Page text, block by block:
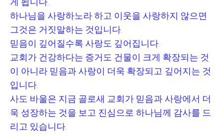
하나님을 사랑하노라 하고 이웃을 사랑하지 않으면
그것은 거짓말하는 것입니다
믿음이 깊어질수록 사랑도 깊어집니다
교회가 건강하다는 증거도 건물이 크게 확장되는 것
이 아니라 믿음과 사랑이 더욱 확장되고 깊어지는 것
입니다
사도 바울은 지금 골로새 교회가 믿음과 사랑에서 더
욱 성장하는 것을 보고 진심으로 하나님께 감사를 드
리고 있습니다